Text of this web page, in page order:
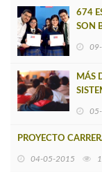
674
SON
MÁS
PROYECTO
04-05-2015